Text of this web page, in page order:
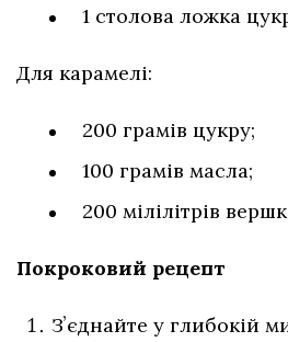
1 столова ложка
Для карамелі:
200 грамів цукру;
100 грамів масла;
200 мілілітрів
Покроковий рецепт
Зʼєднайте у глибокій